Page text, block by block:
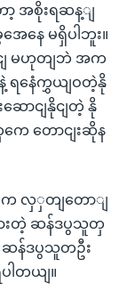
ော့ အစိုးရဆန့ျ
နေ မရှိပါဘူး။
ငျ မဟုတျဘဲ အက
ေဲ့ ရနေံကွှယျဝတဲ့နို
ဆောငျနိုငျတဲ့ နို
ေ တောငျးဆိုန
က လှှတျတောျ
းတဲ့ ဆန်ဒပွသူတှ
ဆန်ဒပွသူတဦး
ါတယျ။